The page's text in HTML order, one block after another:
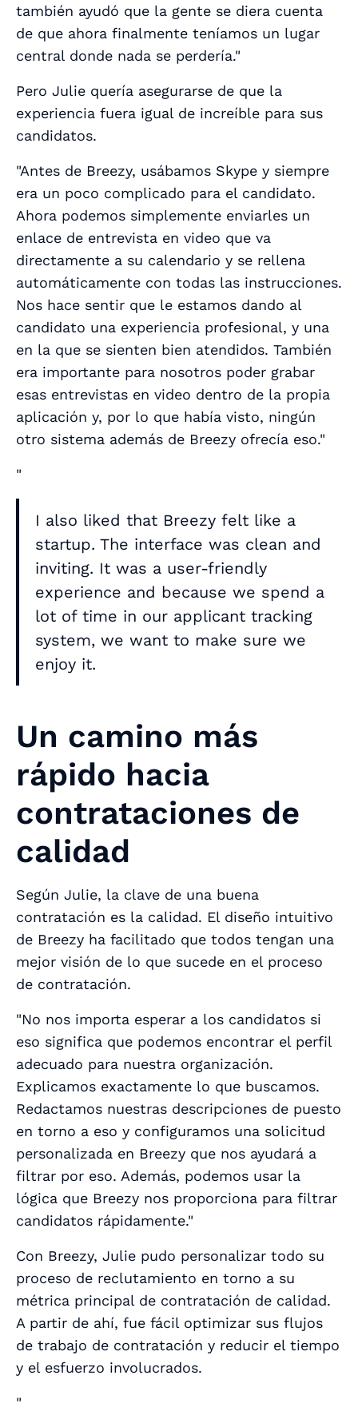
también ayudó que la gente se diera cuenta
de que ahora finalmente teníamos un lugar
central donde nada se perdería."
Pero Julie quería asegurarse de que la
experiencia fuera igual de increíble para sus
candidatos.
"Antes de Breezy, usábamos Skype y siempre
era un poco complicado para el candidato.
Ahora podemos simplemente enviarles un
enlace de entrevista en video que va
directamente a su calendario y se rellena
automáticamente con todas las instrucciones.
Nos hace sentir que le estamos dando al
candidato una experiencia profesional, y una
en la que se sienten bien atendidos. También
era importante para nosotros poder grabar
esas entrevistas en video dentro de la propia
aplicación y, por lo que había visto, ningún
otro sistema además de Breezy ofrecía eso."
"
I also liked that Breezy felt like a
startup. The interface was clean and
inviting. It was a user-friendly
experience and because we spend a
lot of time in our applicant tracking
system, we want to make sure we
enjoy it.
Un camino más
rápido hacia
contrataciones de
calidad
Según Julie, la clave de una buena
contratación es la calidad. El diseño intuitivo
de Breezy ha facilitado que todos tengan una
mejor visión de lo que sucede en el proceso
de contratación.
"No nos importa esperar a los candidatos si
eso significa que podemos encontrar el perfil
adecuado para nuestra organización.
Explicamos exactamente lo que buscamos.
Redactamos nuestras descripciones de puesto
en torno a eso y configuramos una solicitud
personalizada en Breezy que nos ayudará a
filtrar por eso. Además, podemos usar la
lógica que Breezy nos proporciona para filtrar
candidatos rápidamente."
Con Breezy, Julie pudo personalizar todo su
proceso de reclutamiento en torno a su
métrica principal de contratación de calidad.
A partir de ahí, fue fácil optimizar sus flujos
de trabajo de contratación y reducir el tiempo
y el esfuerzo involucrados.
"